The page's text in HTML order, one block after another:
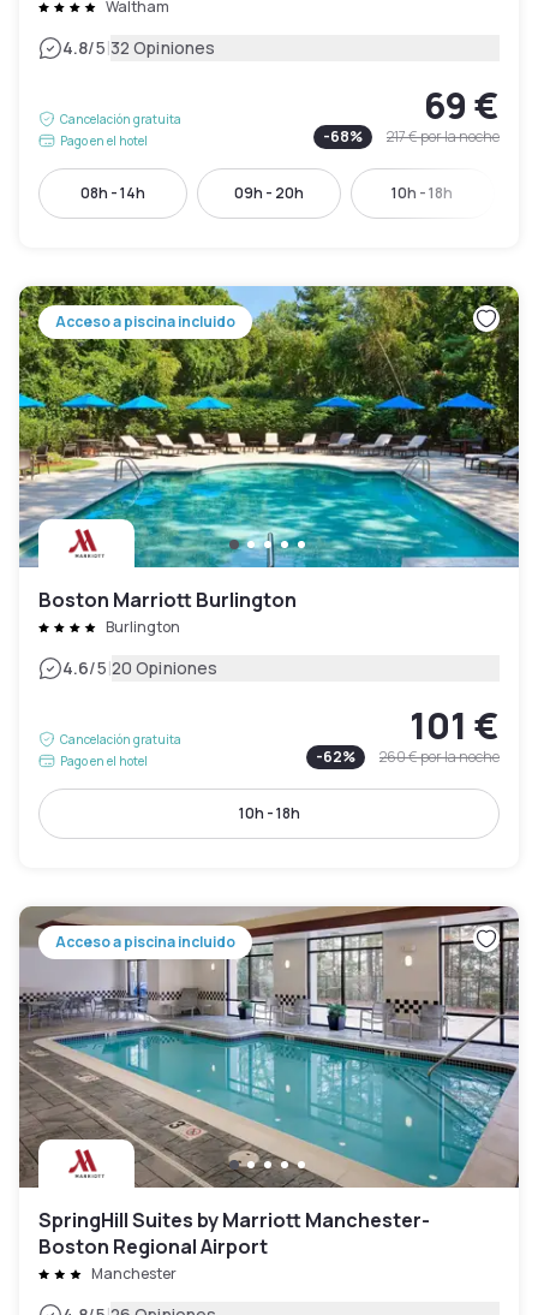
Waltham
4.8/5|32 Opiniones
Cancelación gratuita
Pago en el hotel
69 €
-68% 217 €por la noche
08h - 14h 09h - 20h 10h - 18h
Acceso a piscina incluido
Boston Marriott Burlington
Burlington
4.6/5|20 Opiniones
Cancelación gratuita
Pago en el hotel
101 €
-62% 260 €por la noche
10h - 18h
Acceso a piscina incluido
SpringHill Suites by Marriott Manchester-
Boston Regional Airport
Manchester